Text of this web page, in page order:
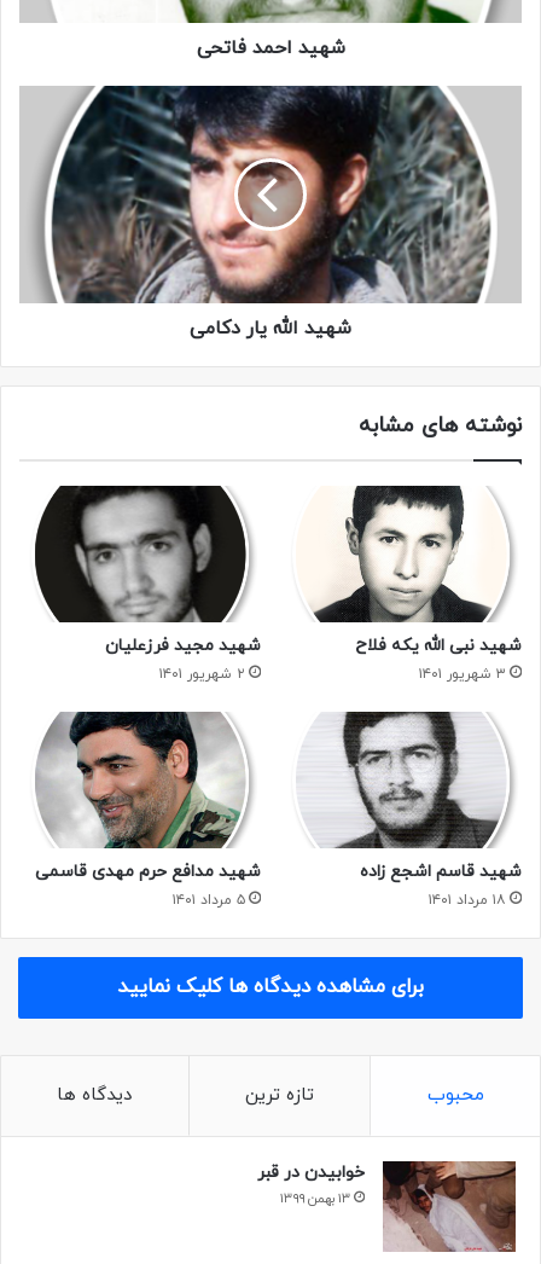
شهید الله کرم کولیوند گردان علی اکبر
شهید احمد فاتحی
شهید الله یار دکامی
نوشته های مشابه
شهید نبی الله یکه فلاح
۳ شهریور ۱۴۰۱
شهید مجید فرزعلیان
۲ شهریور ۱۴۰۱
شهید قاسم اشجع زاده
۱۸ مرداد ۱۴۰۱
شهید مدافع حرم مهدی قاسمی
۵ مرداد ۱۴۰۱
برای مشاهده دیدگاه ها کلیک نمایید
محبوب تازه ترین دیدگاه ها
خوابیدن در قبر
۱۳ بهمن ۱۳۹۹